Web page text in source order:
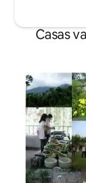
Casas